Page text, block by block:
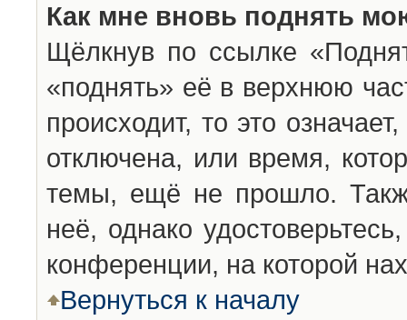
Как мне вновь поднять
Щёлкнув по ссылке
«поднять» её в верхнюю
происходит, то это
отключена, или время,
темы, ещё не прошло.
неё, однако
конференции, на которой
Вернуться к началу